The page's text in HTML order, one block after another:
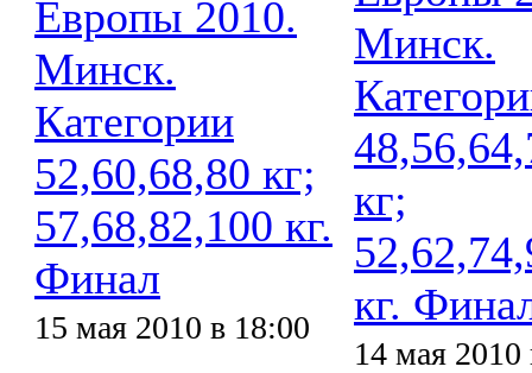
Европы 2010.
Минск.
Категории
52,60,68,80 кг;
57,68,82,100 кг.
Финал
15 мая 2010 в 18:00
Минск.
кг;
кг.
14 мая 2010